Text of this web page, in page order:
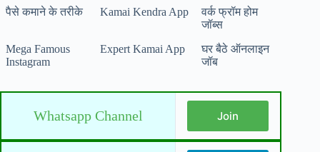
पैसे कमाने के तरीके
Kamai Kendra App
वर्क फ्रॉम होम
जॉब्स
Mega Famous
Instagram
Expert Kamai App
घर बैठे ऑनलाइन
जॉब
Whatsapp Channel Join